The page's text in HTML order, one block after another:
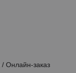
/ Онлайн-заказ